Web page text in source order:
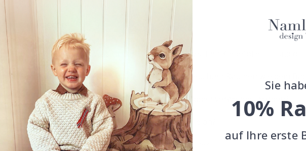
zu unserer
Sie hier die
Was ist Klebefolie?
Was ist der Unterschied zwischen Klebefolie mit und
Kann ich die Klebefolie in feuchten Räumen wie dem
Kann Klebefolie auf dem Boden verwendet werden?
Wie bringe ich die Klebefolie an?
Wie reinige ich die Oberfläche?
Sie
10%
auf Ihre erste